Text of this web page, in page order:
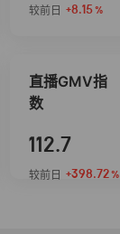
较前日 +8.15 %
直播GMV指
数
112.7
较前日 +398.72%